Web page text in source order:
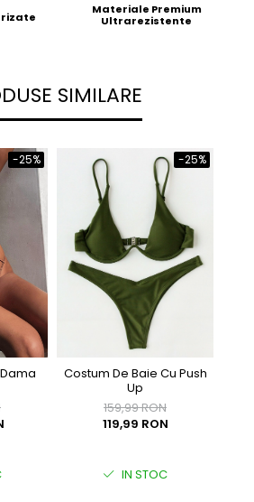
Materiale Premium
Ultrarezistente
SIMILARE
-25% -25%
Costum De Baie Cu Push
Up
159,99 RON
119,99 RON
IN STOC